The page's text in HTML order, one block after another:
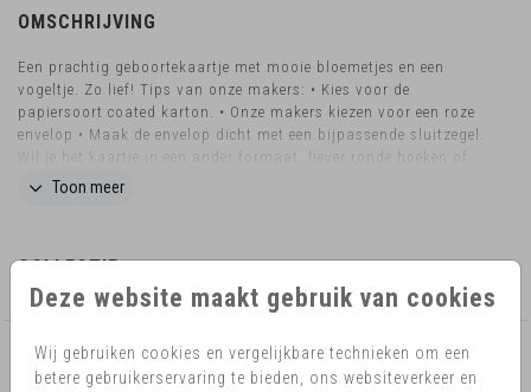
Deze website maakt gebruik van cookies
Wij gebruiken cookies en vergelijkbare technieken om een
betere gebruikerservaring te bieden, ons websiteverkeer en
OMSCHRIJVING
Een prachtig geboortekaartje met mooie bloemetjes en een
vogeltje. Zo lief! Tips van onze makers: • Kies voor de
papiersoort coated karton. • Onze makers kiezen voor een roze
envelop • Maak de envelop dicht met een bijpassende sluitzegel.
Wil je het kaartje in een ander formaat, liever ronde hoeken of
heb je nog vragen? Mail ons eventjes! Dan kijken we graag naar
Toon meer
COLLECTIE
AANBEVOLEN